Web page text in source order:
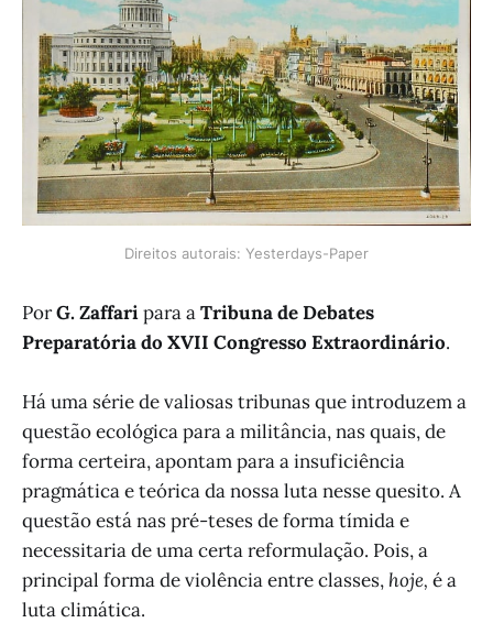
Direitos autorais: Yesterdays-Paper
PorG. Zaffaripara aTribuna de Debates
Preparatória do XVII Congresso Extraordinário.
Há uma série de valiosas tribunas que introduzem a
questão ecológica para a militância, nas quais, de
forma certeira, apontam para a insuficiência
pragmática e teórica da nossa luta nesse quesito. A
questão está nas pré-teses de forma tímida e
necessitaria de uma certa reformulação. Pois, a
principal forma de violência entre classes, hoje, é a
luta climática.